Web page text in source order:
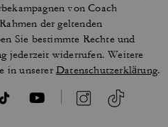
von Coach
der geltenden
Sie bestimmte Rechte und
jederzeit widerrufen. Weitere
in unsererDatenschutzerklärung.